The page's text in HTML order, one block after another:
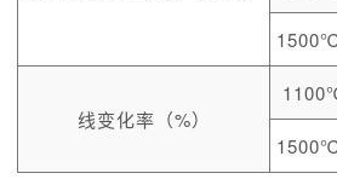
线变化率（%）